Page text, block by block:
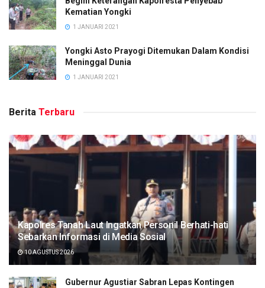
Kematian Yongki
1 JANUARI 2021
Yongki Asto Prayogi Ditemukan Dalam Kondisi
Meninggal Dunia
1 JANUARI 2021
Berita Terbaru
Kapolres Tanah Laut Ingatkan Personil Berhati-hati
Sebarkan Informasi di Media Sosial
10 AGUSTUS 2026
Gubernur Agustiar Sabran Lepas Kontingen